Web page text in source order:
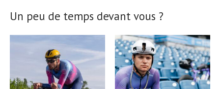
Un peu de temps devant vous ?